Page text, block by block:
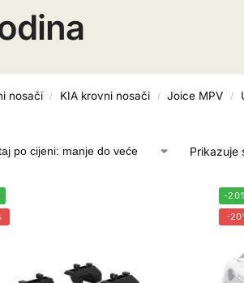
nosači / KIA krovni nosači / Joice MPV /
Prikazuje
-
-